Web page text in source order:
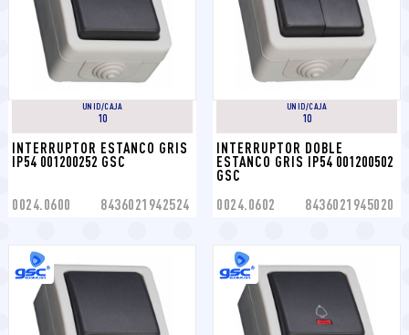
UNID/CAJA
10
INTERRUPTOR ESTANCO GRIS
IP54 001200252 GSC
0024.0600 8436021942524
UNID/CAJA
10
INTERRUPTOR DOBLE
ESTANCO GRIS IP54 001200502
GSC
0024.0602 8436021945020